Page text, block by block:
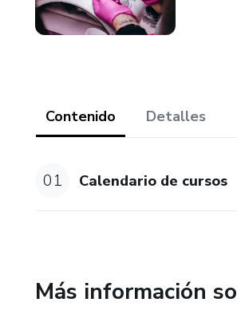
Contenido Detalles
01 Calendario de cursos
Más información